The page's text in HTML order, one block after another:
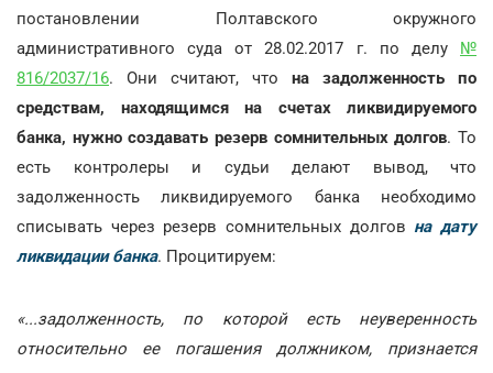
постановлении Полтавского окружного
административного суда от 28.02.2017 г. по делу №
816/2037/16. Они считают, что на задолженность по
средствам, находящимся на счетах ликвидируемого
банка, нужно создавать резерв сомнительных долгов. То
есть контролеры и судьи делают вывод, что
задолженность ликвидируемого банка необходимо
списывать через резерв сомнительных долгов на дату
ликвидации банка. Процитируем:
«...задолженность, по которой есть неуверенность
относительно ее погашения должником, признается